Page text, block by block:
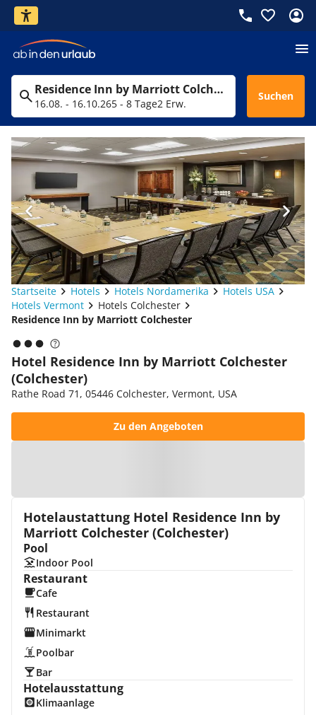
Residence Inn by Marriott Colchester
16.08. - 16.10.265 - 8 Tage2 Erw.
Suchen
Startseite Hotels Hotels Nordamerika
Hotels USA
Hotels Vermont
Hotels Colchester
Residence Inn by Marriott Colchester
Hotel Residence Inn by Marriott Colchester
(Colchester)
Rathe Road 71, 05446 Colchester, Vermont, USA
Zu den Angeboten
Hotelaustattung Hotel Residence Inn by
Marriott Colchester (Colchester)
Pool
Indoor Pool
Restaurant
Cafe
Restaurant
Minimarkt
Poolbar
Bar
Hotelausstattung
Klimaanlage